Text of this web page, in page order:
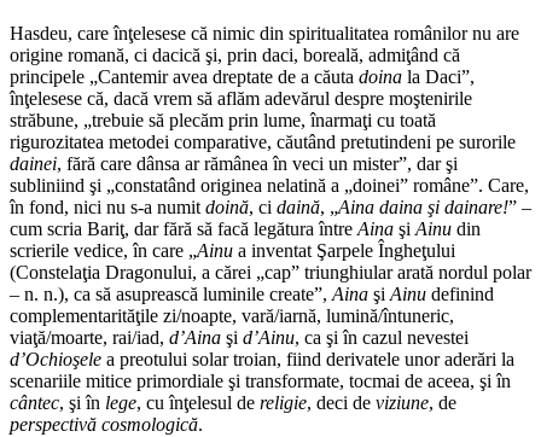
Hasdeu, care înţelesese că nimic din spiritualitatea românilor nu are
origine romană, ci dacică şi, prin daci, boreală, admiţând că
principele „Cantemir avea dreptate de a căuta doina la Daci”,
înţelesese că, dacă vrem să aflăm adevărul despre moştenirile
străbune, „trebuie să plecăm prin lume, înarmaţi cu toată
rigurozitatea metodei comparative, căutând pretutindeni pe surorile
dainei, fără care dânsa ar rămânea în veci un mister”, dar şi
subliniind şi „constatând ori­ginea nelatină a „doinei” române”. Care,
în fond, nici nu s-a numit doină, ci daină, „Aina daina şi dainare!” –
cum scria Bariţ, dar fără să facă legătura între Aina şi Ainu din
scrierile vedice, în care „Ainu a inventat Şarpele Îngheţului
(Constelaţia Dragonului, a cărei „cap” triunghiular arată nordul polar
– n. n.), ca să asuprească luminile create”, Aina şi Ainu definind
complementarităţile zi/noapte, vară/iarnă, lumină/întuneric,
viaţă/moarte, rai/iad, d’Aina şi d’Ainu, ca şi în cazul nevestei
d’Ochioşele a preotului solar troian, fiind derivatele unor aderări la
scenariile mitice primordiale şi transformate, tocmai de aceea, şi în
cântec, şi în lege, cu înţelesul de religie, deci de viziune, de
perspectivă cosmologică.